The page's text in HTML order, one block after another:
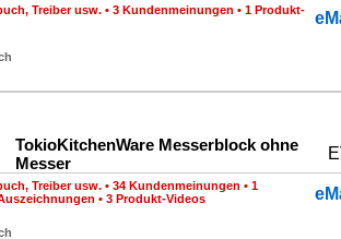
Treiber usw. • 3 Kundenmeinungen • 1 Produkt-
TokioKitchenWare Messerblock ohne
Messer
Treiber usw. • 34 Kundenmeinungen • 1
• 3 Produkt-Videos